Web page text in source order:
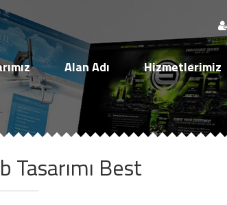
Alan Adı Hizmetlerimiz
Tasarımı Best
Paneli